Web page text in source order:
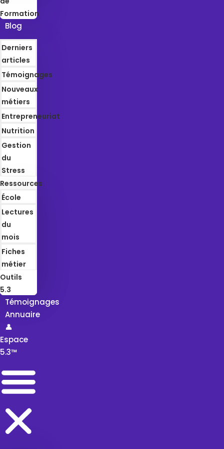
Formation
Blog
Derniers
articles
Témoignages
Nouveaux
métiers
Entrepreneuriat
Nutrition
Gestion
du
Stress
Ressources
École
Lectures
du
mois
Fiches
métier
Outils
5.3
Témoignages
Annuaire
👤
Espace
5.3™